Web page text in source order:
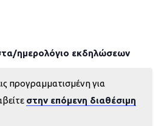
ημερολόγιο εκδηλώσεων
προγραμματισμένη για
στην επόμενη διαθέσιμη